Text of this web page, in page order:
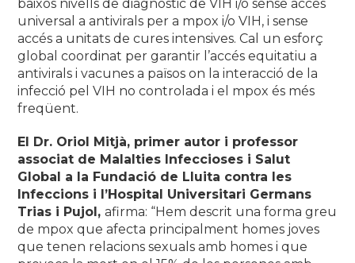
baixos nivells de diagnòstic de VIH i/o sense accés
universal a antivirals per a mpox i/o VIH, i sense
accés a unitats de cures intensives. Cal un esforç
global coordinat per garantir l’accés equitatiu a
antivirals i vacunes a països on la interacció de la
infecció pel VIH no controlada i el mpox és més
freqüent.
El Dr. Oriol Mitjà, primer autor i professor
associat de Malalties Infeccioses i Salut
Global a la Fundació de Lluita contra les
Infeccions i l’Hospital Universitari Germans
Trias i Pujol,afirma: “Hem descrit una forma greu
de mpox que afecta principalment homes joves
que tenen relacions sexuals amb homes i que